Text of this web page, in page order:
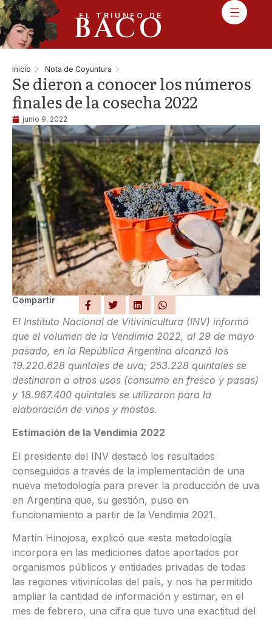
EL TRIUNFO DE
BACO
Inicio Nota de Coyuntura
Se dieron a conocer los números
finales de la cosecha 2022
junio 9, 2022
Compartir
El Instituto Nacional de Vitivinicultura (INV) informó
que el volumen de la Vendimia 2022, al 29 de mayo
pasado, en la República Argentina alcanzó los
19.220.628 quintales de uva; 253.228 quintales se
destinaron a otros usos (consumo en fresco y pasas)
y 18.967.400 quintales se utilizaron para la
elaboración de vinos y mostos.
Estimación de la Vendimia 2022
El presidente del INV destacó los resultados
conseguidos a través de la implementación de una
nueva metodología para prever la producción de uva
en Argentina que, su gestión, puso en
funcionamiento a partir de la Vendimia 2021.
Martín Hinojosa, explicó que «esta metodología
incorpora en las mediciones datos aportados por
organismos públicos y entidades privadas de todas
las regiones vitivinícolas del país, y nos ha permitido
ampliar la cantidad de información y estimar, en el
mes de febrero, una cifra que tuvo una exactitud del